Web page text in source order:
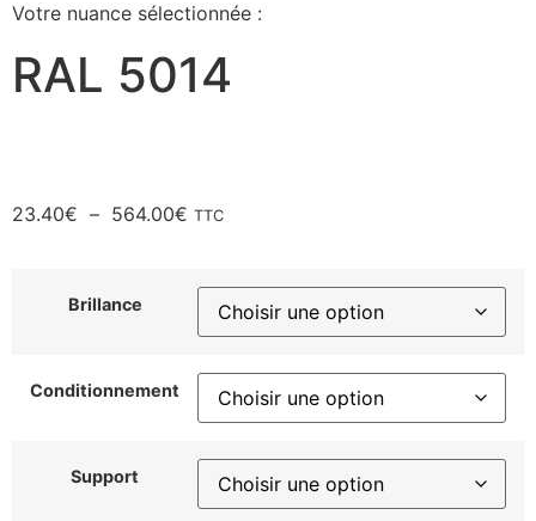
Votre nuance sélectionnée :
RAL 5014
23.40€ – 564.00€ TTC
Brillance
Conditionnement
Support